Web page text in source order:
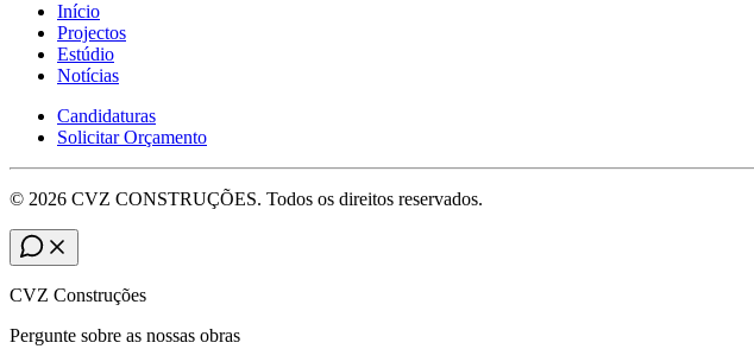
Início
Projectos
Estúdio
Notícias
Candidaturas
Solicitar Orçamento
© 2026 CVZ CONSTRUÇÕES. Todos os direitos reservados.
CVZ Construções
Pergunte sobre as nossas obras